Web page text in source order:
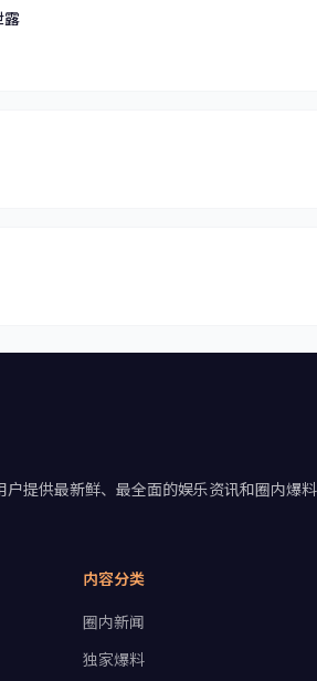
露
提供最新鲜、最全面的娱乐资讯和圈内爆
内容分类
圈内新闻
独家爆料